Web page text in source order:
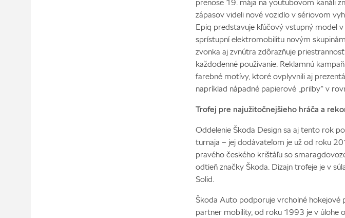
prenose 19. mája na youtubovom kanáli
zápasov videli nové vozidlo v sériovom
Epiq predstavuje kľúčový vstupný model
sprístupní elektromobilitu novým
zvonka aj zvnútra zdôrazňuje
každodenné používanie. Reklamnú
farebné motívy, ktoré ovplyvnili aj
napríklad nápadné papierové „prilby“ v
Trofej pre najužitočnejšieho hráča a
Oddelenie Škoda Design sa aj tento rok
turnaja – jej dodávateľom je už od roku
pravého českého krištáľu so
odtieň značky Škoda. Dizajn trofeje je v
Solid.
Škoda Auto podporuje vrcholné
partner mobility, od roku 1993 je v úlohe